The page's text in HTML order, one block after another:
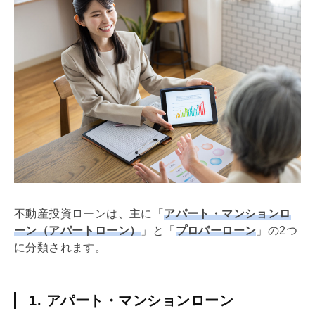
不動産投資ローンは、主に「アパート・マンションロ
ーン（アパートローン） 」と「 プロパーローン 」の2つ
に分類されます。
1. アパート・マンションローン